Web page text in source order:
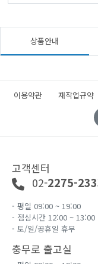
상품안내
이용약관 재작업규약
고객센터
02-2275-
- 평일 09:00 ~ 19:00
- 점심시간 12:00 ~ 13:00
- 토/일/공휴일 휴무
충무로 출고실